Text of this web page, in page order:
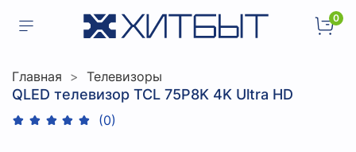
0
Главная Телевизоры
QLED телевизор TCL 75P8K 4K Ultra HD
(0)